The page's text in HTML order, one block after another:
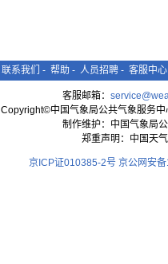
联系我们 - 帮助 - 人员招聘 - 客服中心
客服邮箱：
Copyright©中国气象局公共气象服务
制作维护：中国气象局
郑重声明：中国天
京ICP证010385-2号 京公网安